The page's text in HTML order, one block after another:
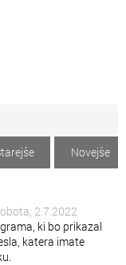
Novejše
2.7.2022
ki bo prikazal
katera imate